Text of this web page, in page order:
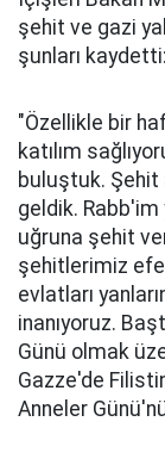
şehit ve gazi
şunları kaydetti:
"Özellikle bir
katılım
buluştuk. Şehit
geldik. Rabb'im
uğruna şehit
şehitlerimiz
evlatları
inanıyoruz.
Günü olmak
Gazze'de
Anneler